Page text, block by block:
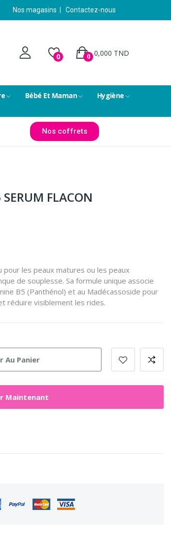
Nos magasins Contactez-nous
0 0,000 TND
0
Bébé Et Maman
Hygiène
Nos coffrets
FLACON
les peaux matures ou les peaux
de souplesse. Sa formule unique associe
B5 (Panthénol) et au Madécassoside pour
réduire visiblement les rides.
Au Panier
Maintenant